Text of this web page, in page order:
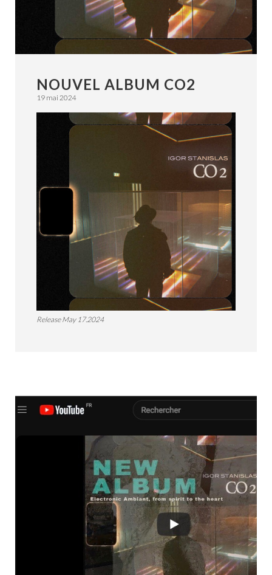
NOUVEL ALBUM CO2
19 mai 2024
Release May 17.2024